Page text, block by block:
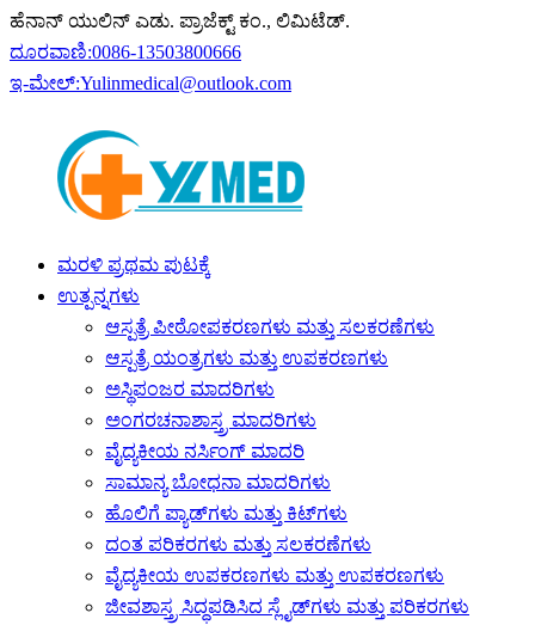
ಹೆನಾನ್ ಯುಲಿನ್ ಎಡು. ಪ್ರಾಜೆಕ್ಟ್ ಕಂ., ಲಿಮಿಟೆಡ್.
ದೂರವಾಣಿ:0086-13503800666
ಇ-ಮೇಲ್:Yulinmedical@outlook.com
ಮರಳಿ ಪ್ರಥಮ ಪುಟಕ್ಕೆ
ಉತ್ಪನ್ನಗಳು
ಆಸ್ಪತ್ರೆ ಪೀಠೋಪಕರಣಗಳು ಮತ್ತು ಸಲಕರಣೆಗಳು
ಆಸ್ಪತ್ರೆ ಯಂತ್ರಗಳು ಮತ್ತು ಉಪಕರಣಗಳು
ಅಸ್ಥಿಪಂಜರ ಮಾದರಿಗಳು
ಅಂಗರಚನಾಶಾಸ್ತ್ರ ಮಾದರಿಗಳು
ವೈದ್ಯಕೀಯ ನರ್ಸಿಂಗ್ ಮಾದರಿ
ಸಾಮಾನ್ಯ ಬೋಧನಾ ಮಾದರಿಗಳು
ಹೊಲಿಗೆ ಪ್ಯಾಡ್‌ಗಳು ಮತ್ತು ಕಿಟ್‌ಗಳು
ದಂತ ಪರಿಕರಗಳು ಮತ್ತು ಸಲಕರಣೆಗಳು
ವೈದ್ಯಕೀಯ ಉಪಕರಣಗಳು ಮತ್ತು ಉಪಕರಣಗಳು
ಜೀವಶಾಸ್ತ್ರ ಸಿದ್ಧಪಡಿಸಿದ ಸ್ಲೈಡ್‌ಗಳು ಮತ್ತು ಪರಿಕರಗಳು